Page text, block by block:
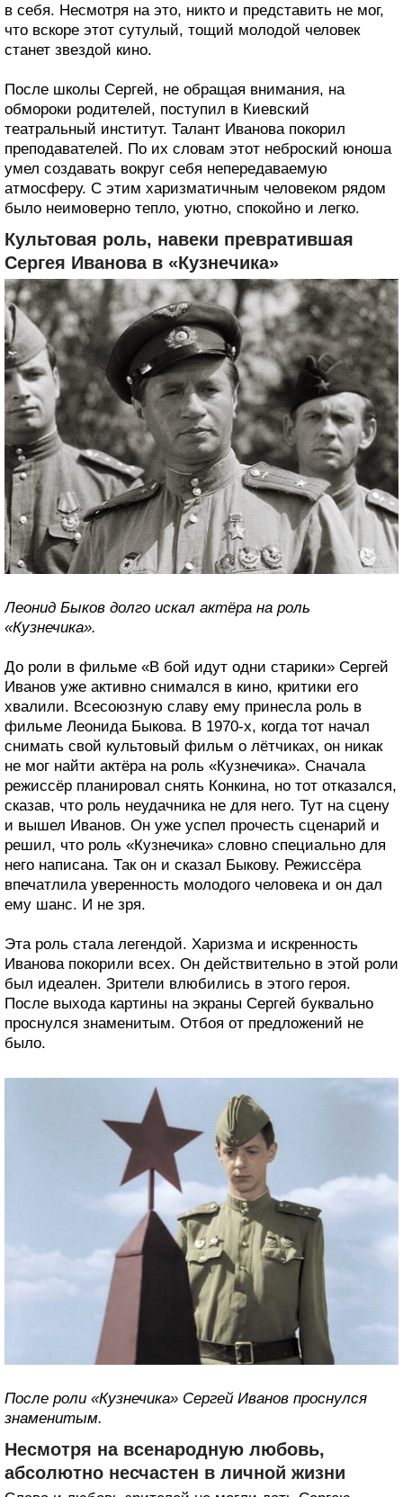
в себя. Несмотря на это, никто и представить не мог,
что вскоре этот сутулый, тощий молодой человек
станет звездой кино.
После школы Сергей, не обращая внимания, на
обмороки родителей, поступил в Киевский
театральный институт. Талант Иванова покорил
преподавателей. По их словам этот неброский юноша
умел создавать вокруг себя непередаваемую
атмосферу. С этим харизматичным человеком рядом
было неимоверно тепло, уютно, спокойно и легко.
Культовая роль, навеки превратившая
Сергея Иванова в «Кузнечика»
Леонид Быков долго искал актёра на роль
«Кузнечика».
До роли в фильме «В бой идут одни старики» Сергей
Иванов уже активно снимался в кино, критики его
хвалили. Всесоюзную славу ему принесла роль в
фильме Леонида Быкова. В 1970-х, когда тот начал
снимать свой культовый фильм о лётчиках, он никак
не мог найти актёра на роль «Кузнечика». Сначала
режиссёр планировал снять Конкина, но тот отказался,
сказав, что роль неудачника не для него. Тут на сцену
и вышел Иванов. Он уже успел прочесть сценарий и
решил, что роль «Кузнечика» словно специально для
него написана. Так он и сказал Быкову. Режиссёра
впечатлила уверенность молодого человека и он дал
ему шанс. И не зря.
Эта роль стала легендой. Харизма и искренность
Иванова покорили всех. Он действительно в этой роли
был идеален. Зрители влюбились в этого героя.
После выхода картины на экраны Сергей буквально
проснулся знаменитым. Отбоя от предложений не
было.
После роли «Кузнечика» Сергей Иванов проснулся
знаменитым.
Несмотря на всенародную любовь,
абсолютно несчастен в личной жизни